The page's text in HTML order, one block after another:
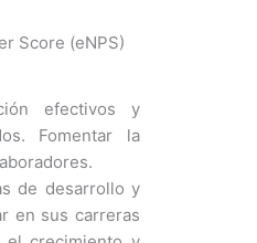
Score (eNPS)
efectivos y
Fomentar la
de desarrollo y
en sus carreras